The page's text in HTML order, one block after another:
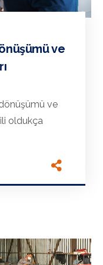
ve
ve
oldukça